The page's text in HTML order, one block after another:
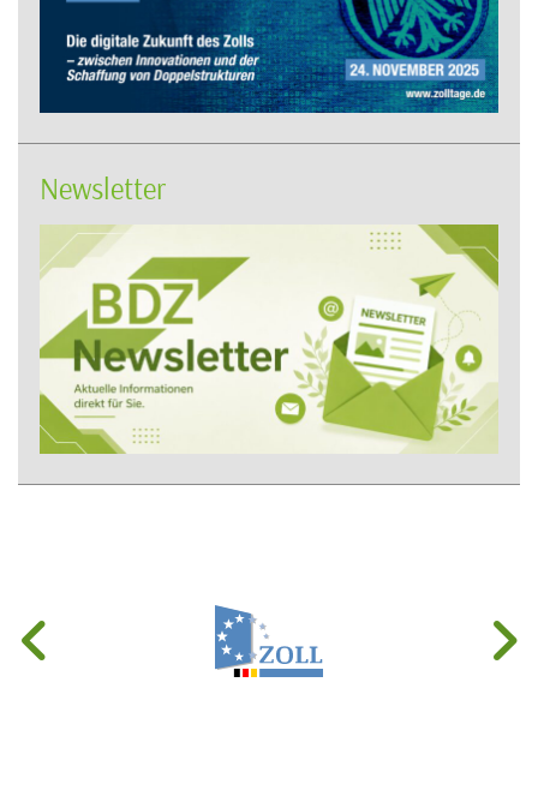
Newsletter